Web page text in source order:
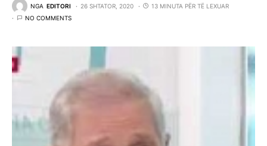
NGA EDITORI 26 SHTATOR, 2020
13 MINUTA PËR TË LEXUAR
NO COMMENTS